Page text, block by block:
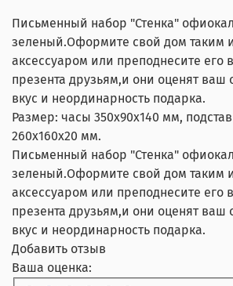
Письменный набор "Стенка"
зеленый.Оформите свой дом таким
аксессуаром или преподнесите его
презента друзьям,и они оценят ваш
вкус и неординарность подарка.
Размер: часы 350х90х140 мм,
260х160х20 мм.
Письменный набор "Стенка"
зеленый.Оформите свой дом таким
аксессуаром или преподнесите его
презента друзьям,и они оценят ваш
вкус и неординарность подарка.
Добавить отзыв
Ваша оценка: